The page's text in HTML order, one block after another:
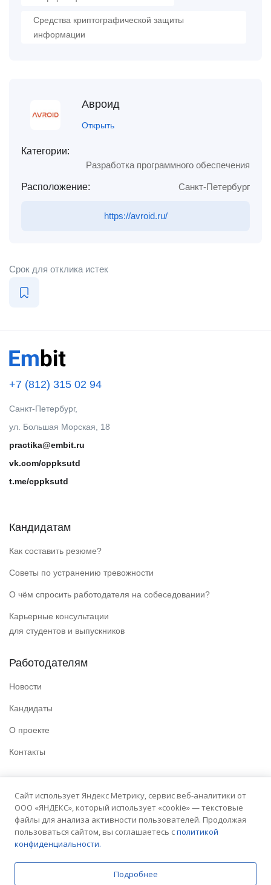
Средства криптографической защиты
информации
Авроид
Открыть
Категории:
Разработка программного обеспечения
Расположение: Санкт-Петербург
https://avroid.ru/
Срок для отклика истек
+7 (812) 315 02 94
Санкт-Петербург,
ул. Большая Морская, 18
practika@embit.ru
vk.com/cppksutd
t.me/cppksutd
Кандидатам
Как составить резюме?
Советы по устранению тревожности
О чём спросить работодателя на собеседовании?
Карьерные консультации
для студентов и выпускников
Работодателям
Новости
Кандидаты
О проекте
Контакты
Политика конфиденциальности
Условия использования
Сайт университета
Сайт использует Яндекс Метрику, сервис веб-аналитики от
ООО «ЯНДЕКС», который использует «cookie» — текстовые
файлы для анализа активности пользователей. Продолжая
пользоваться сайтом, вы соглашаетесь сполитикой
конфиденциальности.
Подробнее